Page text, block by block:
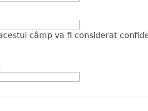
câmp va fi considerat